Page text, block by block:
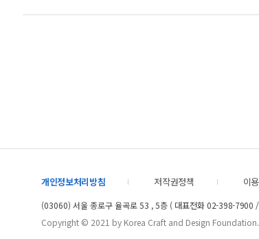
개인정보처리방침 저작권정책 이
(03060) 서울 종로구 율곡로 53 , 5층 ( 대표전화02-398-7900
Copyright © 2021 by Korea Craft and Design Foundation.